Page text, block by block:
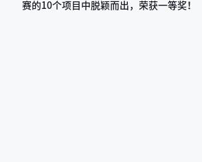
赛的10个项目中脱颖而出，荣获一等奖！